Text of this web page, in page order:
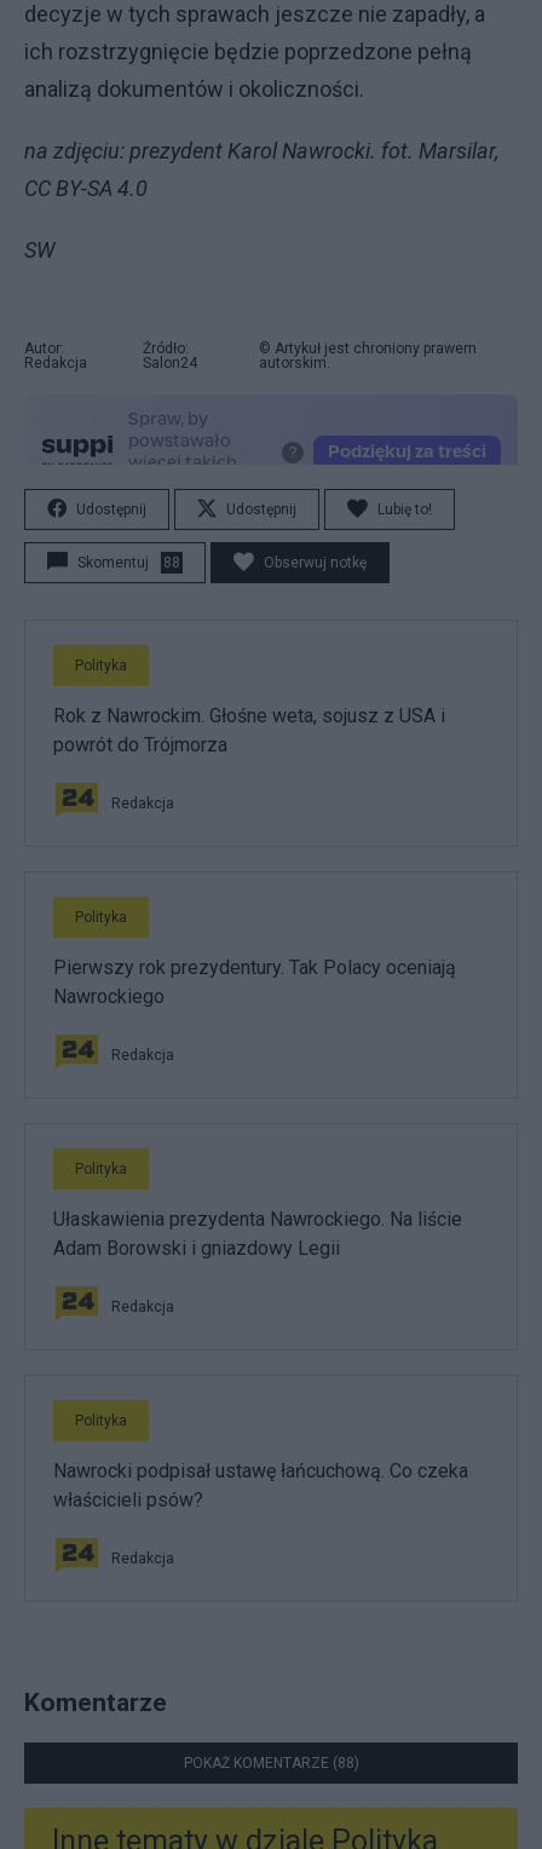
decyzje w tych sprawach jeszcze nie zapadły, a
ich rozstrzygnięcie będzie poprzedzone pełną
analizą dokumentów i okoliczności.
na zdjęciu: prezydent Karol Nawrocki. fot. Marsilar,
CC BY-SA 4.0
SW
Autor:
Redakcja
Źródło:
Salon24
© Artykuł jest chroniony prawem
autorskim.
Udostępnij Udostępnij Lubię to!
Skomentuj 88 Obserwuj notkę
Polityka
Rok z Nawrockim. Głośne weta, sojusz z USA i
powrót do Trójmorza
Redakcja
Polityka
Pierwszy rok prezydentury. Tak Polacy oceniają
Nawrockiego
Redakcja
Polityka
Ułaskawienia prezydenta Nawrockiego. Na liście
Adam Borowski i gniazdowy Legii
Redakcja
Polityka
Nawrocki podpisał ustawę łańcuchową. Co czeka
właścicieli psów?
Redakcja
Komentarze
POKAŻ KOMENTARZE (88)
Inne tematy w dziale Polityka